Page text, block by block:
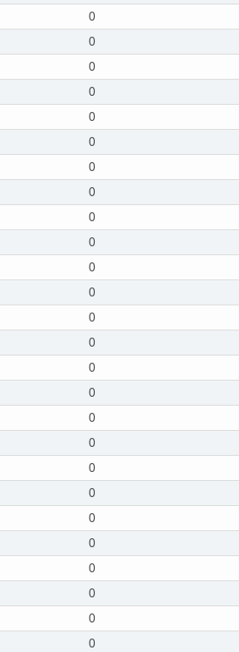
0
0
0
0
0
0
0
0
0
0
0
0
0
0
0
0
0
0
0
0
0
0
0
0
0
0